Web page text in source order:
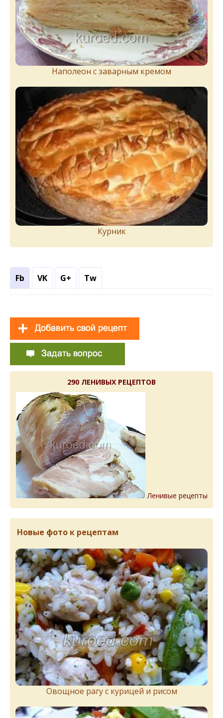
Наполеон с заварным кремом
Курник
Fb VK G+ Tw
290 ЛЕНИВЫХ РЕЦЕПТОВ
Ленивые рецепты
Новые фото к рецептам
Овощное рагу с курицей и рисом